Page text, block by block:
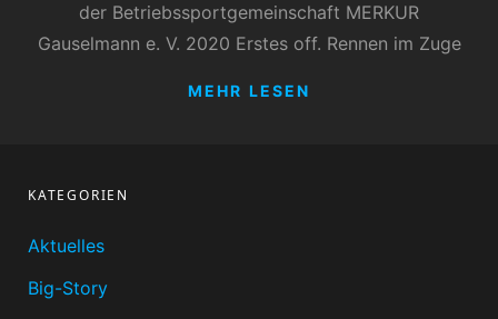
der Betriebssportgemeinschaft MERKUR
Gauselmann e. V. 2020 Erstes off. Rennen im Zuge
MEHR LESEN
KATEGORIEN
Aktuelles
Big-Story